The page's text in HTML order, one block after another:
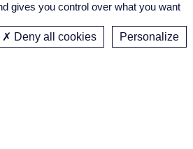
À propos
gives you control over what you want
Deny all cookies
Personalize